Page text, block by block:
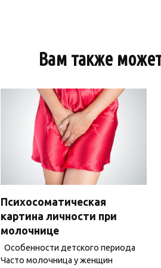
Вам также
Психосоматическая
картина личности при
молочнице
Особенности детского периода
Часто молочница у женщин